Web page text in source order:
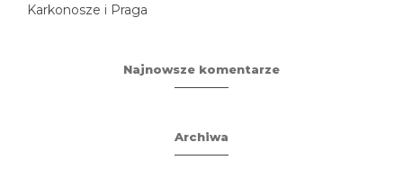
Karkonosze i Praga
Najnowsze komentarze
Archiwa